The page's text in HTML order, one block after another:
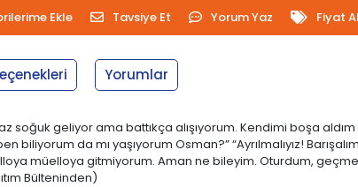
Ekle Tavsiye Et Yorum Yaz Fiyat
Yorumlar
soğuk geliyor ama battıkça alışıyorum. Kendimi boşa
da mı yaşıyorum Osman?” “Ayrılmalıyız!
müelloya gitmiyorum. Aman ne bileyim. Oturdum,
Bülteninden)